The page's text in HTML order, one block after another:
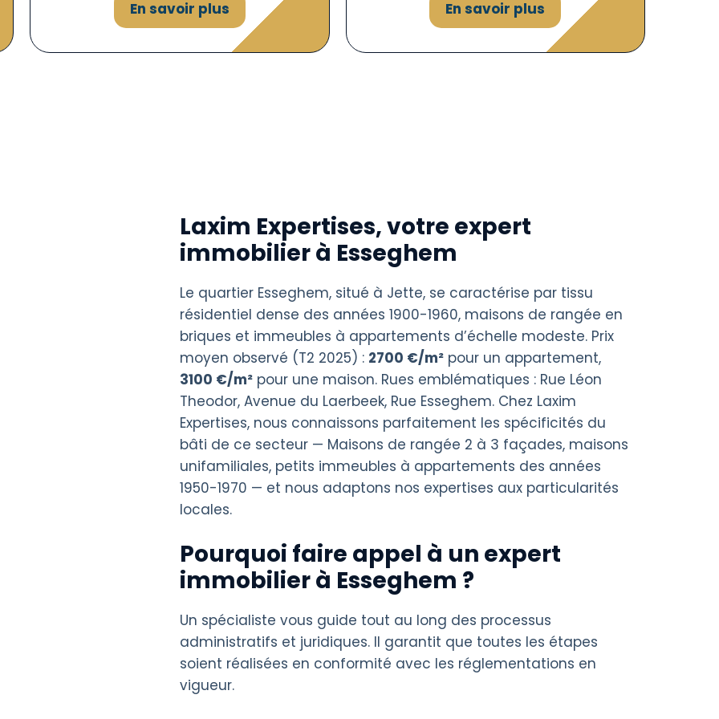
En savoir plus En savoir plus
Laxim Expertises, votre expert
immobilier à Esseghem
Le quartier Esseghem, situé à Jette, se caractérise par tissu
résidentiel dense des années 1900-1960, maisons de rangée en
briques et immeubles à appartements d’échelle modeste. Prix
moyen observé (T2 2025) : 2700 €/m² pour un appartement,
3100 €/m² pour une maison. Rues emblématiques : Rue Léon
Theodor, Avenue du Laerbeek, Rue Esseghem. Chez Laxim
Expertises, nous connaissons parfaitement les spécificités du
bâti de ce secteur — Maisons de rangée 2 à 3 façades, maisons
unifamiliales, petits immeubles à appartements des années
1950-1970 — et nous adaptons nos expertises aux particularités
locales.
Pourquoi faire appel à un expert
immobilier à Esseghem ?
Un spécialiste vous guide tout au long des processus
administratifs et juridiques. Il garantit que toutes les étapes
soient réalisées en conformité avec les réglementations en
vigueur.